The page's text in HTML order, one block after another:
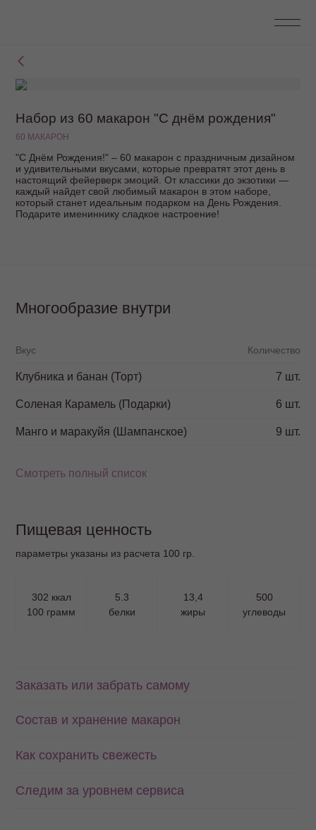
Набор из 60 макарон "С днём рождения"
60 МАКАРОН
"С Днём Рождения!" – 60 макарон с праздничным дизайном
и удивительными вкусами, которые превратят этот день в
настоящий фейерверк эмоций. От классики до экзотики —
каждый найдет свой любимый макарон в этом наборе,
который станет идеальным подарком на День Рождения.
Подарите имениннику сладкое настроение!
Многообразие внутри
Вкус Количество
Клубника и банан (Торт) 7 шт.
Соленая Карамель (Подарки) 6 шт.
Манго и маракуйя (Шампанское) 9 шт.
Смотреть полный список
Пищевая ценность
параметры указаны из расчета 100 гр.
302 ккал
100 грамм
5.3
белки
13,4
жиры
500
углеводы
Заказать или забрать самому
Состав и хранение макарон
Как сохранить свежесть
Следим за уровнем сервиса